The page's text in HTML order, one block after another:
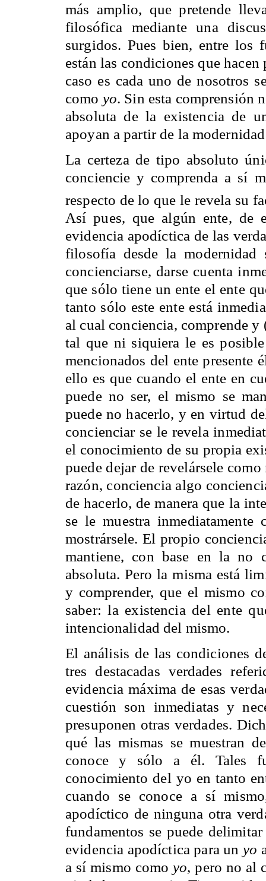
más amplio, que pretende
filosófica mediante una
surgidos. Pues bien, entre los
están las condiciones que
caso es cada uno de nosotros
como yo. Sin esta comprensión
absoluta de la existencia de
apoyan a partir de la
La certeza de tipo absoluto
conciencie y comprenda a sí
respecto de lo que le revela su
Así pues, que algún ente, de
evidencia apodíctica de las
filosofía desde la
concienciarse, darse cuenta
que sólo tiene un ente el ente
tanto sólo este ente está
al cual conciencia, comprende y
tal que ni siquiera le es
mencionados del ente presente
ello es que cuando el ente en
puede no ser, el mismo se
puede no hacerlo, y en virtud
concienciar se le revela
el conocimiento de su propia
puede dejar de revelársele
razón, conciencia algo
de hacerlo, de manera que la
se le muestra
mostrársele. El propio
mantiene, con base en la no
absoluta. Pero la misma está
y comprender, que el mismo
saber: la existencia del ente
intencionalidad del mismo.
El análisis de las condiciones
tres destacadas verdades
evidencia máxima de esas
cuestión son inmediatas y
presuponen otras verdades.
qué las mismas se muestran
conoce y sólo a él. Tales
conocimiento del yo en tanto
cuando se conoce a sí
apodíctico de ninguna otra
fundamentos se puede
evidencia apodíctica para un yo
a sí mismo comoyo, pero no al